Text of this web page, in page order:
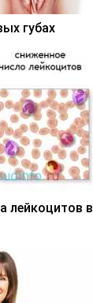
губах
лейкоцитов в